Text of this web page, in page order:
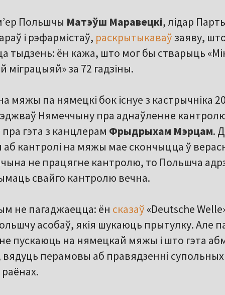
Польшчы Матэўш Маравецкі, лідар
і рэфармістаў, раскрытыкаваўзаяву,
тыдзень: ён кажа, што мог бы стварыць
міграцыяй» за 72 гадзіны.
мяжы па нямецкі бок існуе з кастрычніка
Нямеччыну пра аднаўленне кантролю
гэта з канцлерам Фрыдрыхам Мэрцам.
кантролі на мяжы мае скончыцца ў
не працягне кантролю, то Польшча
свайго кантролю вечна.
не пагаджаецца: ён сказаў «Deutsche
асобаў, якія шукаюць прытулку. Але
пускаюць на нямецкай мяжы і што гэта
перамовы аб правядзенні супольных